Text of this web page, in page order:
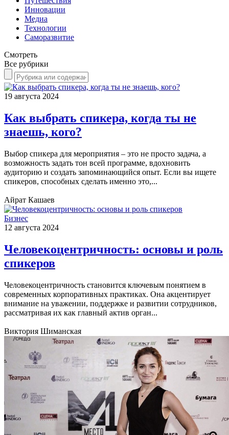
Инновации
Медиа
Технологии
Саморазвитие
Смотреть
Все рубрики
19 августа 2024
Как выбрать спикера, когда ты не
знаешь, кого?
Выбор спикера для мероприятия – это не просто задача, а
возможность задать тон всей программе, вдохновить
аудиторию и создать запоминающийся опыт. Если вы ищете
спикеров, способных сделать именно это,...
Айрат Кашаев
Бизнес
12 августа 2024
Человекоцентричность: основы и роль
спикеров
Человекоцентричность становится ключевым понятием в
современных корпоративных практиках. Она акцентирует
внимание на уважении, поддержке и развитии сотрудников,
рассматривая их как главный актив орган...
Виктория Шиманская